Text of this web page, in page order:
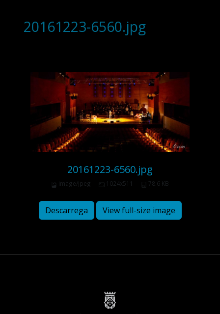
20161223-6560.jpg
20161223-6560.jpg
image/jpeg 1024x511 78.6 KB
Descarrega View full-size image